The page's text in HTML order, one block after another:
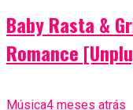
Baby Rasta &
Romance
Música4 meses atrás